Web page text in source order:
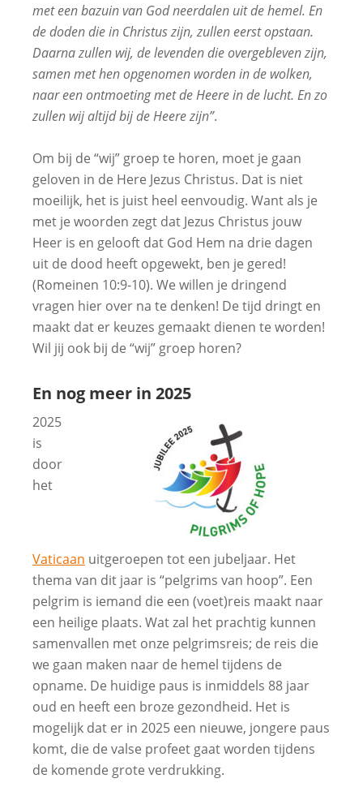
met een bazuin van God neerdalen uit de hemel. En
de doden die in Christus zijn, zullen eerst opstaan.
Daarna zullen wij, de levenden die overgebleven zijn,
samen met hen opgenomen worden in de wolken,
naar een ontmoeting met de Heere in de lucht. En zo
zullen wij altijd bij de Heere zijn”.
Om bij de “wij” groep te horen, moet je gaan
geloven in de Here Jezus Christus. Dat is niet
moeilijk, het is juist heel eenvoudig. Want als je
met je woorden zegt dat Jezus Christus jouw
Heer is en gelooft dat God Hem na drie dagen
uit de dood heeft opgewekt, ben je gered!
(Romeinen 10:9-10). We willen je dringend
vragen hier over na te denken! De tijd dringt en
maakt dat er keuzes gemaakt dienen te worden!
Wil jij ook bij de “wij” groep horen?
En nog meer in 2025
2025
is
door
het
Vaticaan uitgeroepen tot een jubeljaar. Het
thema van dit jaar is “pelgrims van hoop”. Een
pelgrim is iemand die een (voet)reis maakt naar
een heilige plaats. Wat zal het prachtig kunnen
samenvallen met onze pelgrimsreis; de reis die
we gaan maken naar de hemel tijdens de
opname. De huidige paus is inmiddels 88 jaar
oud en heeft een broze gezondheid. Het is
mogelijk dat er in 2025 een nieuwe, jongere paus
komt, die de valse profeet gaat worden tijdens
de komende grote verdrukking.